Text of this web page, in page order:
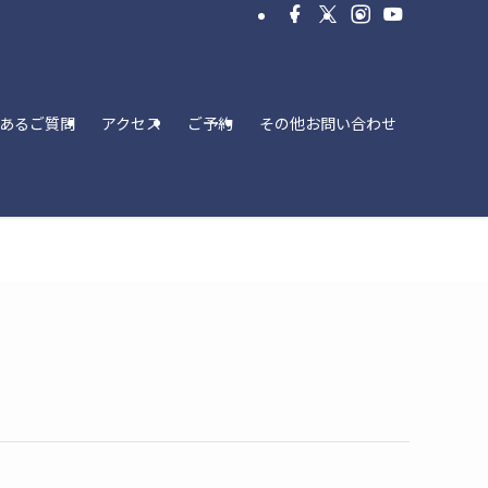
るご質問 アクセス ご予約 その他お問い合わせ